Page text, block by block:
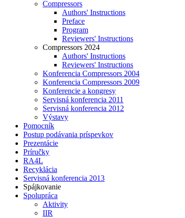
Compressors
Authors' Instructions
Preface
Program
Reviewers' Instructions
Compressors 2024
Authors' Instructions
Reviewers' Instructions
Konferencia Compressors 2004
Konferencia Compressors 2009
Konferencie a kongresy
Servisná konferencia 2011
Servisná konferencia 2012
Výstavy
Pomocník
Postup podávania príspevkov
Prezentácie
Príručky
RA4L
Recyklácia
Servisná konferencia 2013
Spájkovanie
Spolupráca
Aktivity
IIR